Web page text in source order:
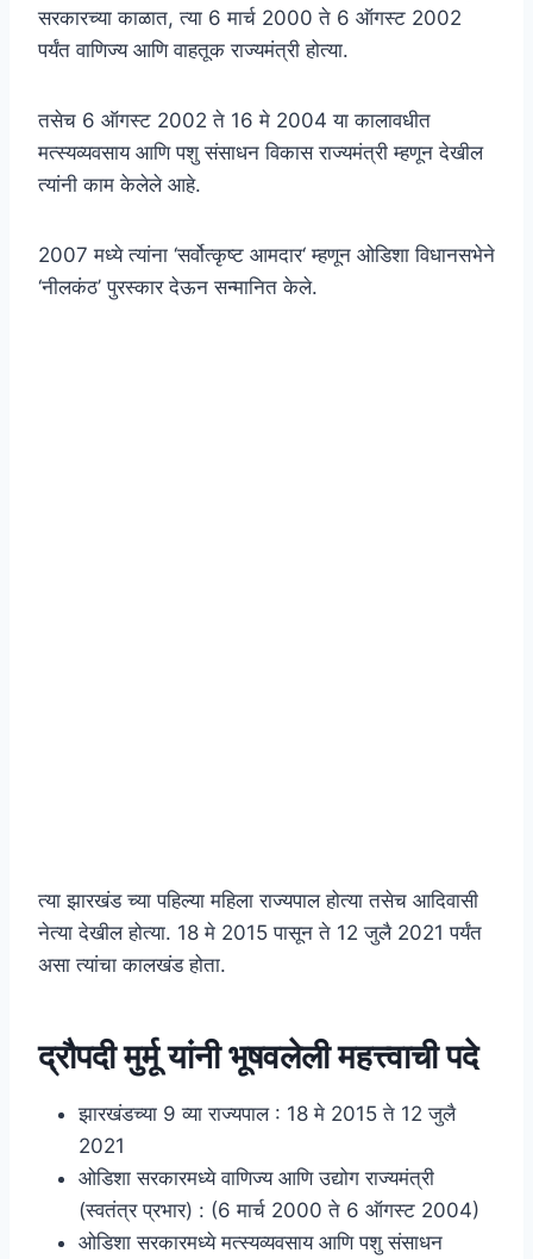
सरकारच्या काळात, त्या 6 मार्च 2000 ते 6 ऑगस्ट 2002
पर्यंत वाणिज्य आणि वाहतूक राज्यमंत्री होत्या.
तसेच 6 ऑगस्ट 2002 ते 16 मे 2004 या कालावधीत
मत्स्यव्यवसाय आणि पशु संसाधन विकास राज्यमंत्री म्हणून देखील
त्यांनी काम केलेले आहे.
2007 मध्ये त्यांना ‘सर्वोत्कृष्ट आमदार‘ म्हणून ओडिशा विधानसभेने
‘नीलकंठ’ पुरस्कार देऊन सन्मानित केले.
त्या झारखंड च्या पहिल्या महिला राज्यपाल होत्या तसेच आदिवासी
नेत्या देखील होत्या. 18 मे 2015 पासून ते 12 जुलै 2021 पर्यंत
असा त्यांचा कालखंड होता.
द्रौपदी मुर्मू यांनी भूषवलेली महत्त्वाची पदे
झारखंडच्या 9 व्या राज्यपाल : 18 मे 2015 ते 12 जुलै
2021
ओडिशा सरकारमध्ये वाणिज्य आणि उद्योग राज्यमंत्री
(स्वतंत्र प्रभार) : (6 मार्च 2000 ते 6 ऑगस्ट 2004)
ओडिशा सरकारमध्ये मत्स्यव्यवसाय आणि पशु संसाधन